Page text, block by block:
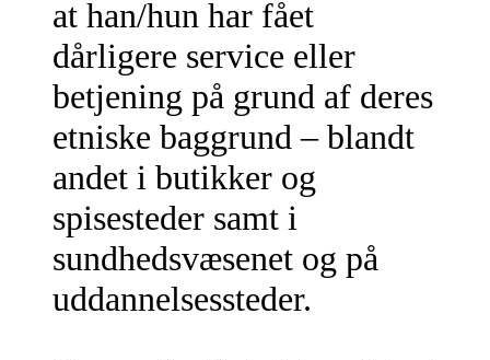
at han/hun har fået
dårligere service eller
betjening på grund af deres
etniske baggrund – blandt
andet i butikker og
spisesteder samt i
sundhedsvæsenet og på
uddannelsessteder.